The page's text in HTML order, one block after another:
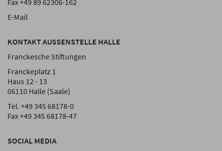
SOCIAL MEDIA
Fax +49 89 62306-162
E-Mail
KONTAKT AUSSENSTELLE HALLE
Franckesche Stiftungen
Franckeplatz 1
Haus 12 - 13
06110 Halle (Saale)
Tel. +49 345 68178-0
Fax +49 345 68178-47